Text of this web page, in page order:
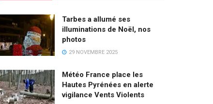
Tarbes a allumé ses
illuminations de Noël, nos
photos
29 NOVEMBRE 2025
Météo France place les
Hautes Pyrénées en alerte
vigilance Vents Violents